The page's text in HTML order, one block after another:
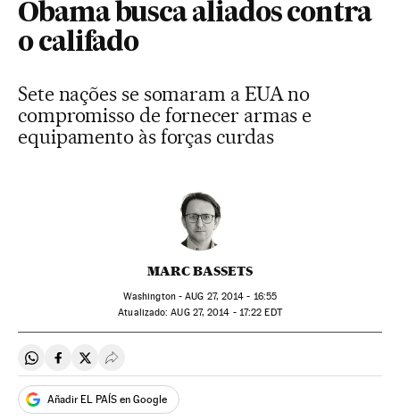
Obama busca aliados contra
o califado
Sete nações se somaram a EUA no
compromisso de fornecer armas e
equipamento às forças curdas
MARC BASSETS
Washington -AUG 27, 2014 - 16:55
atualizado: AUG27, 2014 - 17:22 EDT
Compartir en Whatsapp
Compartir en Facebook
Compartir en Twitter
Desplegar Redes Sociales
Añadir EL PAÍS en Google